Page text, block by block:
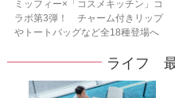
ミッフィー×「コスメキッチン」コ
ラボ第3弾！ チャーム付きリップ
やトートバッグなど全18種登場へ
ライフ